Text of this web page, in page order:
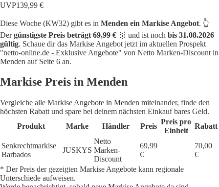
UVP139,99 €
Diese Woche (KW32) gibt es in Menden ein Markise Angebot. 👆
Dergünstigste Preis beträgt 69,99 € 🥇 und ist noch bis 31.08.2026
gültig. Schaue dir das Markise Angebot jetzt im aktuellen Prospekt
"netto-online.de - Exklusive Angebote" von Netto Marken-Discount in
Menden auf Seite 6 an.
Markise Preis in Menden
Vergleiche alle Markise Angebote in Menden miteinander, finde den
höchsten Rabatt und spare bei deinem nächsten Einkauf bares Geld.
Produkt
Marke Händler Preis
Preis pro
Einheit
Rabatt
Senkrechtmarkise
Barbados
JUSKYS
Netto
Marken-
Discount
69,99
€
70,00
€
* Der Preis der gezeigten Markise Angebote kann regionale
Unterschiede aufweisen.